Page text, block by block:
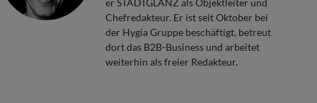
er STADTGLANZ als Objektleiter und
Chefredakteur. Er ist seit Oktober bei
der Hygia Gruppe beschäftigt, betreut
dort das B2B-Business und arbeitet
weiterhin als freier Redakteur.